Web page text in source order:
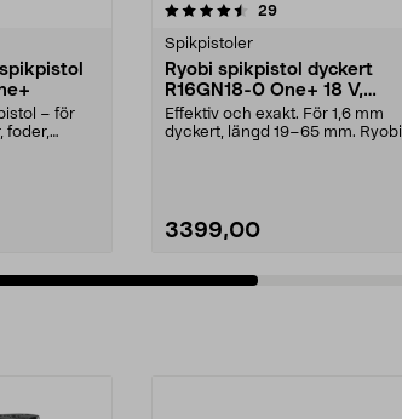
– för
foder,
29recensioner
Spikpistoler
Ryobi spikpistol dyckert
R16GN18-0 One+ 18 V,
batteridriven
Effektiv och exakt. För 1,6 mm
dyckert, längd 19–65 mm. Ryobi
3399,00
5.0 av 5 stjärnor